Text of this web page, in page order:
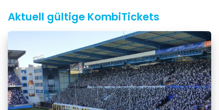
Aktuell gültige KombiTickets